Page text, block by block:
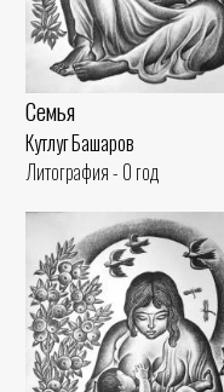
Семья
Кутлуг Башаров
Литография - 0 год